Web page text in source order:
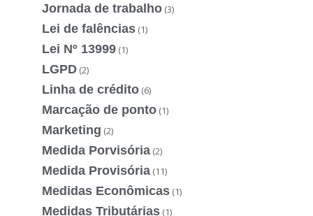
Jornada de trabalho (3)
Lei de falências (1)
Lei Nº 13999 (1)
LGPD (2)
Linha de crédito (6)
Marcação de ponto (1)
Marketing (2)
Medida Porvisória (2)
Medida Provisória (11)
Medidas Econômicas (1)
Medidas Tributárias (1)